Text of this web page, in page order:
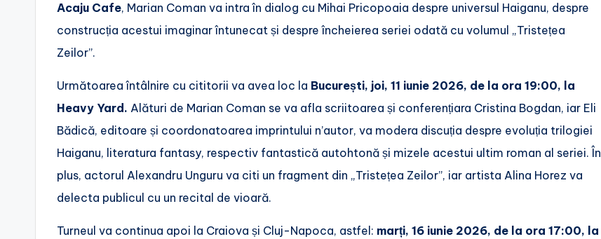
Acaju Cafe, Marian Coman va intra în dialog cu Mihai Pricopoaia despre universul Haiganu, despre
construcția acestui imaginar întunecat și despre încheierea seriei odată cu volumul „Tristețea
Zeilor”.
Următoarea întâlnire cu cititorii va avea loc la București, joi, 11 iunie 2026, de la ora 19:00, la
Heavy Yard. Alături de Marian Coman se va afla scriitoarea și conferențiara Cristina Bogdan, iar Eli
Bădică, editoare și coordonatoarea imprintului n’autor, va modera discuția despre evoluția trilogiei
Haiganu, literatura fantasy, respectiv fantastică autohtonă și mizele acestui ultim roman al seriei. În
plus, actorul Alexandru Unguru va citi un fragment din „Tristețea Zeilor”, iar artista Alina Horez va
delecta publicul cu un recital de vioară.
Turneul va continua apoi la Craiova și Cluj-Napoca, astfel: marți, 16 iunie 2026, de la ora 17:00, la